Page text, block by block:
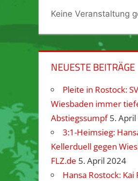
Keine Veranstaltung
NEUESTE BEITRÄGE
Pleite in Rostock:
Wiesbaden immer
Abstiegssumpf 5.
3:1-Heimsieg:
Kellerduell gegen
FLZ.de 5. April 2024
Hansa Rostock: